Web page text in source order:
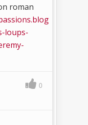
roman
loups-
0